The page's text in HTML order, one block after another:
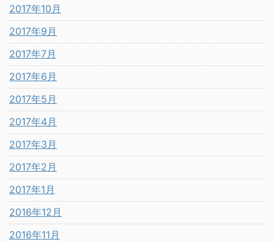
2017年10月
2017年9月
2017年7月
2017年6月
2017年5月
2017年4月
2017年3月
2017年2月
2017年1月
2016年12月
2016年11月